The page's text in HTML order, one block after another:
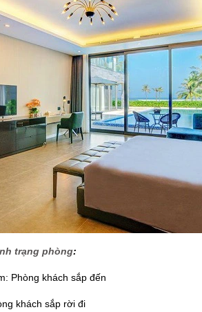
trạng phòng:
Phòng khách sắp đến
khách sắp rời đi